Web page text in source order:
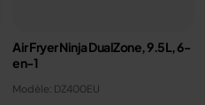
Air Fryer Ninja DualZone, 9.5L, 6-
en-1
Modèle: DZ400EU